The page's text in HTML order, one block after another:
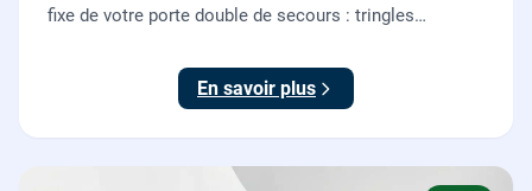
fixe de votre porte double de secours : tringles
En savoir plus